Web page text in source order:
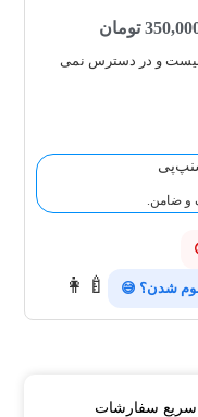
تومان
نیست و در دسترس نمی
👩‍🍼 شدن؟ 😅
سریع سفارشات